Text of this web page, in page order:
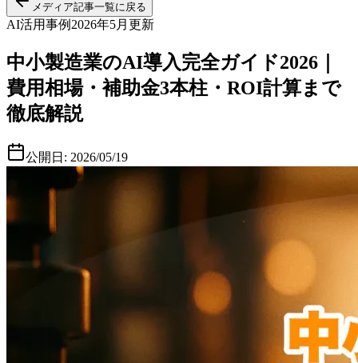
メディア記事一覧に戻る
AI活用事例 2026年5月更新
中小製造業のAI導入完全ガイド2026｜
費用相場・補助金3本柱・ROI計算まで
徹底解説
公開日: 2026/05/19